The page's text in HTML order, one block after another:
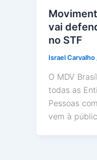
vai
no STF
Israel Carvalho
O MDV
todas as
Pessoas
vem à